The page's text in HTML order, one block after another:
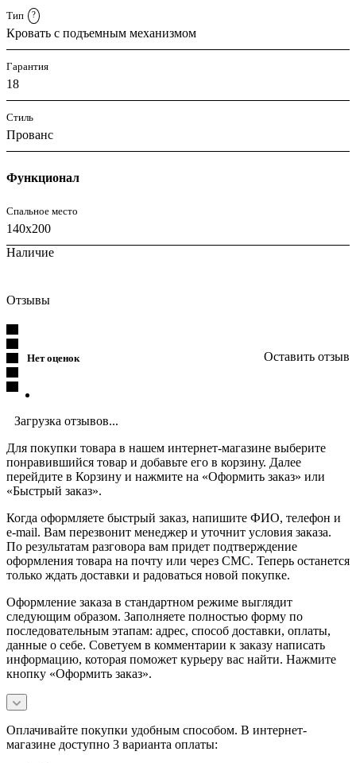
Тип ?
Кровать с подъемным механизмом
Гарантия
18
Стиль
Прованс
Функционал
Спальное место
140x200
Наличие
Отзывы
Нет оценок Оставить отзыв
Загрузка отзывов...
Для покупки товара в нашем интернет-магазине выберите
понравившийся товар и добавьте его в корзину. Далее
перейдите в Корзину и нажмите на «Оформить заказ» или
«Быстрый заказ».
Когда оформляете быстрый заказ, напишите ФИО, телефон и
e-mail. Вам перезвонит менеджер и уточнит условия заказа.
По результатам разговора вам придет подтверждение
оформления товара на почту или через СМС. Теперь останется
только ждать доставки и радоваться новой покупке.
Оформление заказа в стандартном режиме выглядит
следующим образом. Заполняете полностью форму по
последовательным этапам: адрес, способ доставки, оплаты,
данные о себе. Советуем в комментарии к заказу написать
информацию, которая поможет курьеру вас найти. Нажмите
кнопку «Оформить заказ».
Оплачивайте покупки удобным способом. В интернет-
магазине доступно 3 варианта оплаты: